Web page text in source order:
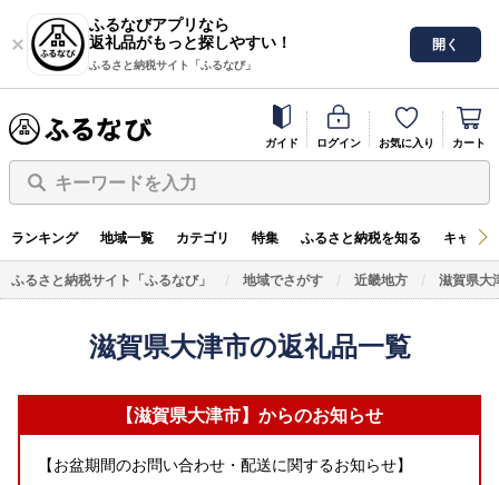
ふるなびアプリなら
返礼品がもっと探しやすい！
ふるさと納税サイト「ふるなび」
開く
ガイド ログイン お気に入り カート
キーワードを入力
ランキング 地域一覧 カテゴリ 特集 ふるさと納税を知る キャン
ふるさと納税サイト「ふるなび」 地域でさがす 近畿地方 滋賀県大
滋賀県大津市の返礼品一覧
【滋賀県大津市】からのお知らせ
【お盆期間のお問い合わせ・配送に関するお知らせ】